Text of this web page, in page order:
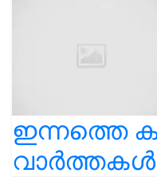
ഇന്നത്തെ
വാർത്തകൾ